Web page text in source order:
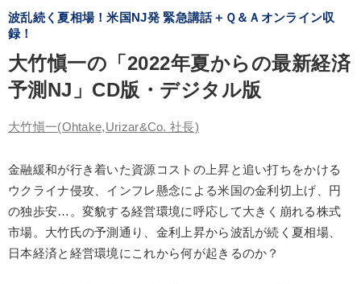
井上和弘の財務力UP 148回夏季大会 【6月】音声・映像
経営リーダーの考え方と戦略を学ぶ
会社のパフォーマンスを高める講話
組織と人を動かすマネジメント力を磨く
業種
製造業 卸売・小売・飲食業 建設・不動産業
IT・サービス・金融業 コンサルタント 専門家
波乱続く夏相場！米国NJ発 緊急講話＋Ｑ＆Ａオンライン収
録！
大竹愼一の「2022年夏からの最新経済
予測NJ」CD版・デジタル版
大竹愼一(Ohtake,Urizar&Co. 社長)
金融緩和が行き着いた資源コストの上昇と追い打ちをかける
ウクライナ侵攻、インフレ懸念による米国の金利切上げ、円
の独歩安…。変貌する経営環境に呼応して大きく崩れる株式
市場。大竹氏の予測通り、金利上昇から波乱が続く夏相場、
日本経済と経営環境にこれから何が起きるのか？